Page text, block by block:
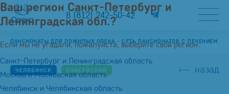
8 (812) 242-50-42
ПАНСИОНАТЫ ДЛЯ ПОЖИЛЫХ ОПЕКА - СЕТЬ ПАНСИОНАТОВ С ЛЕЧЕНИЕМ
ЧЕЛЯБИНСК ЕНИСЕЙСКИЙ назад
Ваш регион Санкт-Петербург и
Ленинградская обл.?
Если мы не угадали, пожалуйста, выберите свой регион:
Санкт-Петербург и Ленинградская область
Москва и Московская область
Челябинск и Челябинская область